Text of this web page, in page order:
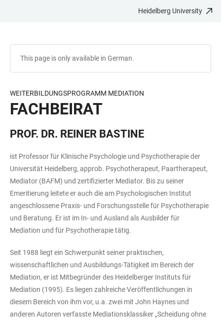
Heidelberg University
This page is only available in German.
WEITERBILDUNGSPROGRAMM MEDIATION
FACHBEIRAT
PROF. DR. REINER BASTINE
ist Professor für Klinische Psychologie und Psychotherapie der
Universität Heidelberg, approb. Psychotherapeut, Paartherapeut,
Mediator (BAFM) und zertifizierter Mediator. Bis zu seiner
Emeritierung leitete er auch die am Psychologischen Institut
angeschlossene Praxis- und Forschungsstelle für Psychotherapie
und Beratung. Er ist im In- und Ausland als Ausbilder für
Mediation und für Psychotherapie tätig.
Seit 1988 liegt ein Schwerpunkt seiner praktischen,
wissenschaftlichen und Ausbildungs-Tätigkeit im Bereich der
Mediation, er ist Mitbegründer des Heidelberger Instituts für
Mediation (1995). Es liegen zahlreiche Veröffentlichungen in
diesem Bereich von ihm vor, u.a. zwei mit John Haynes und
anderen Autoren verfasste Mediationsklassiker „Scheidung ohne